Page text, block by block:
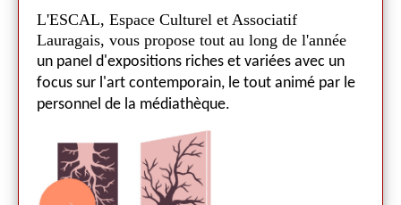
L'Artothèque Archipel invite chacun à découvrir
l'art autrement, en vivant plusieurs semaines avec
une œuvre originale. Une belle occasion de porter
un nouveau regard sur la création contemporaine,
À découvrir dès le 1er septembre à la
médiathèque de Nailloux !
L'ESCAL, Espace Culturel et Associatif
Lauragais, vous propose tout au long de l'année
un panel d'expositions riches et variées avec un
focus sur l'art contemporain, le tout animé par le
personnel de la médiathèque.